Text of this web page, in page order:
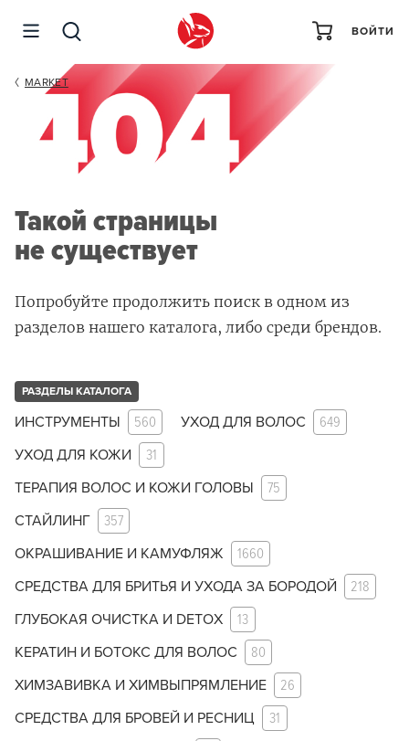
ВОЙТИ
MARKET
Такой страницы
не существует
Попробуйте продолжить поиск в одном из
разделов нашего каталога, либо среди брендов.
РАЗДЕЛЫ КАТАЛОГА
ИНСТРУМЕНТЫ 560 УХОД ДЛЯ ВОЛОС 649
УХОД ДЛЯ КОЖИ 31
ТЕРАПИЯ ВОЛОС И КОЖИ ГОЛОВЫ 75
СТАЙЛИНГ 357
ОКРАШИВАНИЕ И КАМУФЛЯЖ 1660
СРЕДСТВА ДЛЯ БРИТЬЯ И УХОДА ЗА БОРОДОЙ 218
ГЛУБОКАЯ ОЧИСТКА И DETOX 13
КЕРАТИН И БОТОКС ДЛЯ ВОЛОС 80
ХИМЗАВИВКА И ХИМВЫПРЯМЛЕНИЕ 26
СРЕДСТВА ДЛЯ БРОВЕЙ И РЕСНИЦ 31